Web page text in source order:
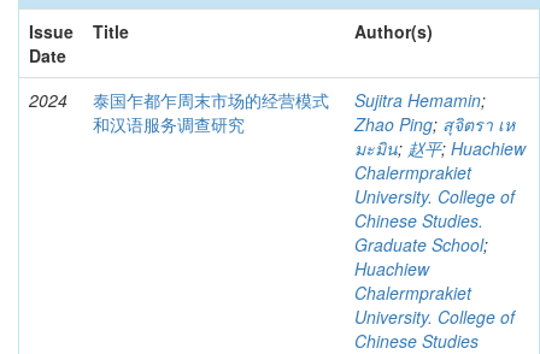
Issue
Date
Title Author(s)
2024
泰国乍都乍周末市场的经营模式
和汉语服务调查研究
Sujitra Hemamin;
Zhao Ping; สุจิตรา เห
มะมิน; 赵平; Huachiew
Chalermprakiet
University. College of
Chinese Studies.
Graduate School;
Huachiew
Chalermprakiet
University. College of
Chinese Studies